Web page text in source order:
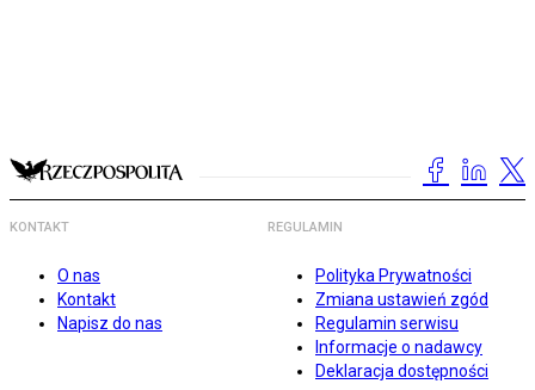
KONTAKT
O nas
Kontakt
Napisz do nas
REGULAMIN
Polityka Prywatności
Zmiana ustawień zgód
Regulamin serwisu
Informacje o nadawcy
Deklaracja dostępności